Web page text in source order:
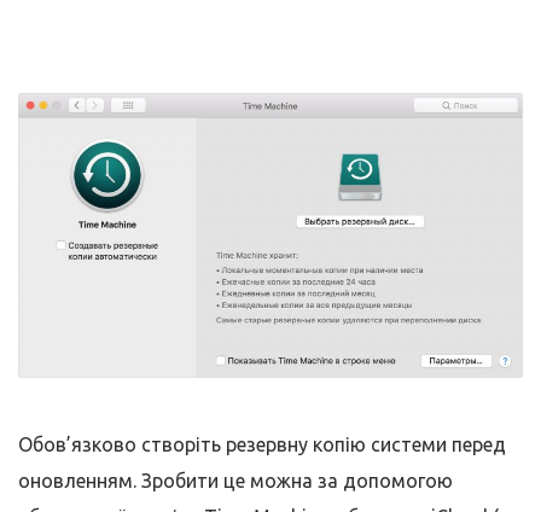
Обов’язково створіть резервну копію системи перед
оновленням. Зробити це можна за допомогою